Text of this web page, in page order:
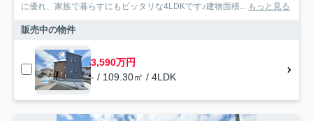
に優れ、家族で暮らすにもピッタリな4LDKです♪建物面積... もっと見る
販売中の物件
3,590万円
- / 109.30㎡ / 4LDK